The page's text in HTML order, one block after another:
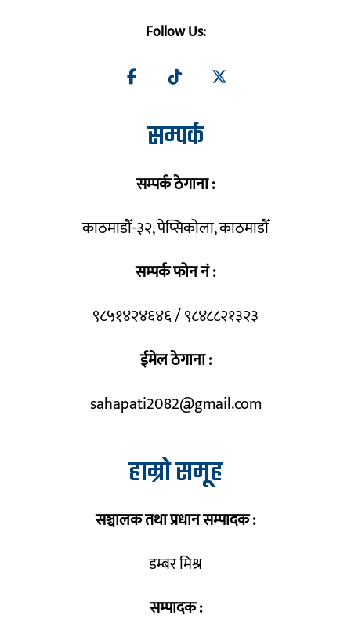
Follow Us:
सम्पर्क
सम्पर्क ठेगाना :
काठमाडौँ-३२, पेप्सिकोला, काठमाडौँ
सम्पर्क फोन नं :
९८५१४२४६४६ / ९८४८८२१३२३
ईमेल ठेगाना :
sahapati2082@gmail.com
हाम्रो समूह
सञ्चालक तथा प्रधान सम्पादक :
डम्बर मिश्र
सम्पादक :